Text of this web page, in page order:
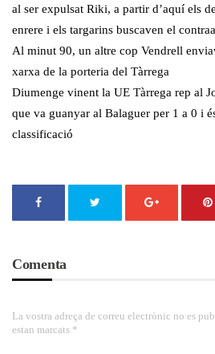
al ser expulsat Riki, a partir d’aquí els
enrere i els targarins buscaven el
Al minut 90, un altre cop Vendrell
xarxa de la porteria del Tàrrega
Diumenge vinent la UE Tàrrega rep al
que va guanyar al Balaguer per 1 a 0 i
classificació
Comenta
La vostra adreça de correu electrònic no es
estan marcats *